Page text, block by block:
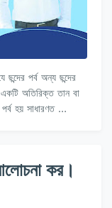
একটি অতিরিক্ত তান বা
হয় সাধারণত …
কর।